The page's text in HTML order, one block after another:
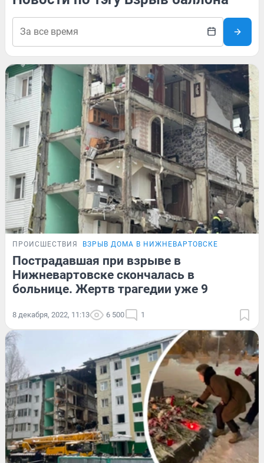
ПРОИСШЕСТВИЯ ВЗРЫВ ДОМА В НИЖНЕВАРТОВСКЕ
Пострадавшая при взрыве в
Нижневартовске скончалась в
больнице. Жертв трагедии уже 9
8 декабря, 2022, 11:13 6 500 1